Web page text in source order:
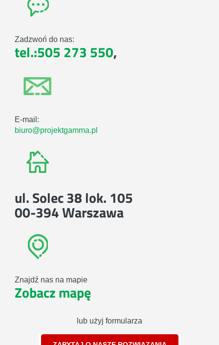
Zadzwoń do nas:
tel.:505 273 550,
E-mail:
biuro@projektgamma.pl
ul. Solec 38 lok. 105
00-394 Warszawa
Znajdź nas na mapie
Zobacz mapę
lub użyj formularza